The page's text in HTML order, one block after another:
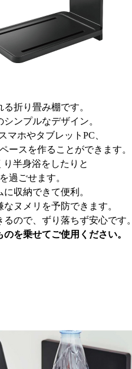
折り畳み棚です。
ンプルなデザイン。
マホやタブレットPC、
ースを作ることができます。
半身浴をしたりと
過ごせます。
収納できて便利。
ヌメリを予防できます。
ので、ずり落ちず安心です。
を乗せてご使用ください。